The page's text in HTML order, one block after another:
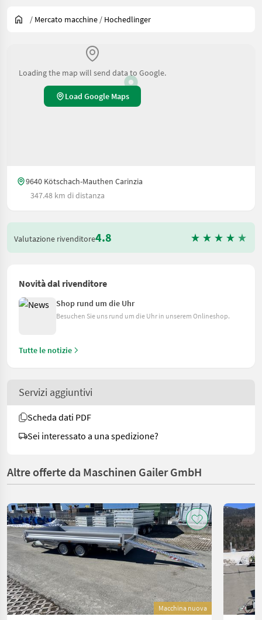
/ Mercato macchine / Hochedlinger
Loading the map will send data to Google.
Load Google Maps
9640 Kötschach-Mauthen Carinzia
347.48 km di distanza
Valutazione rivenditore4.8
Novità dal rivenditore
Shop rund um die Uhr
Besuchen Sie uns rund um die Uhr in unserem Onlineshop.
Tutte le notizie
Servizi aggiuntivi
Scheda dati PDF
Sei interessato a una spedizione?
Altre offerte da Maschinen Gailer GmbH
Macchina nuova